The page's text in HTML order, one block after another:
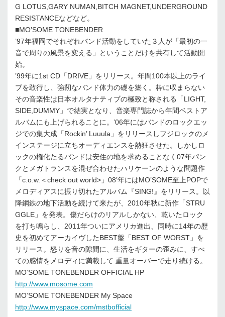
G LOTUS,GARY NUMAN,BITCH MAGNET,UNDERGROUND
RESISTANCEなどなど。
■MO’SOME TONEBENDER
’97年福岡でそれぞれバンド活動をしていた３人が「最初の一
音で周りの風景を変える」ということだけを共有して活動開
始。
’99年に1st CD「DRIVE」をリリース。年間100本以上のライ
ブを敢行し、強靭なバンド体力の礎を築く。枠に収まらない
その音楽性は日本オルタナティブの極致と称される「LIGHT,
SIDE,DUMMY」で結実となり、音楽専門誌から年間ベストア
ルバムにも上げられることに。’06年にはバンドのロックエッ
ジでの集大成「Rockin’ Luuula」をリリースしフジロックのメ
インステージに立ちオーディエンスを熱狂させた。しかしロ
ックの権化たるバンドは安住の地を求めることなく07年パン
クとメガトランスを混ぜ合わせたハリケーンのような問題作
「c.o.w.＜check out world>」08’年にはMO’SOME至上POPで
メロディアスに振り切れたアルバム『SING!』をリリース。以
降鋼鉄の地下活動を続けて来たが、2010年秋に新作「STRU
GGLE」を発表。傷だらけのリアルしかない、乾いたロック
を打ち鳴らし、2011年ついにアメリカ進出、同時に14年の歴
史を初めてアーカイヴしたBEST盤「BEST OF WORST」を
リリース。怒りを音の隙間に、生活をギターの歪みに、すべ
ての感情をメロディに満載して 重量オーバーで走り続ける。
MO’SOME TONEBENDER OFFICIAL HP
http://www.mosome.com
MO’SOME TONEBENDER My Space
http://www.myspace.com/mstbofficial